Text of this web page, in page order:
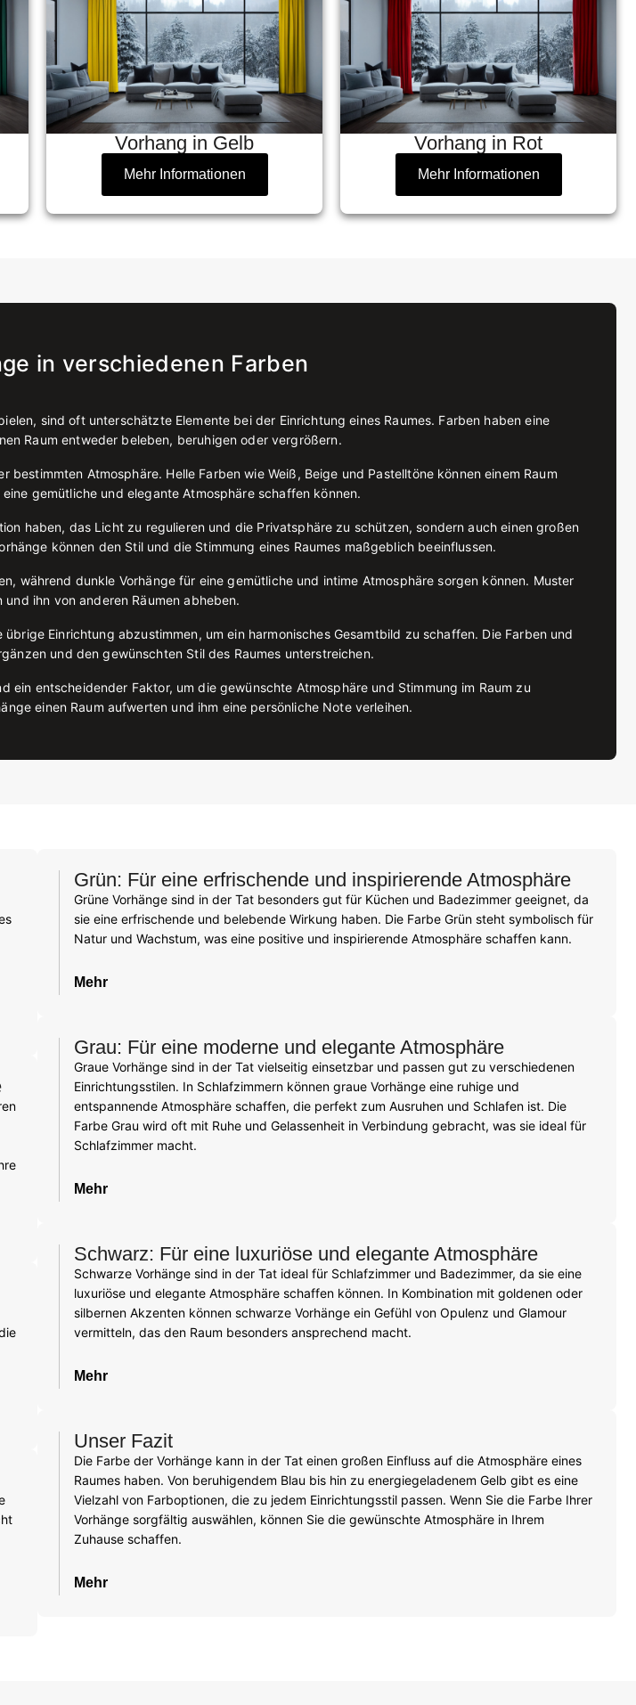
Vorhang in Gelb
Mehr Informationen
Vorhang in Rot
Mehr Informationen
in verschiedenen Farben
sind oft unterschätzte Elemente bei der Einrichtung eines Raumes. Farben haben eine
Raum entweder beleben, beruhigen oder vergrößern.
Atmosphäre. Helle Farben wie Weiß, Beige und Pastelltöne können einem Raum
gemütliche und elegante Atmosphäre schaffen können.
haben, das Licht zu regulieren und die Privatsphäre zu schützen, sondern auch einen großen
können den Stil und die Stimmung eines Raumes maßgeblich beeinflussen.
während dunkle Vorhänge für eine gemütliche und intime Atmosphäre sorgen können. Muster
ihn von anderen Räumen abheben.
Einrichtung abzustimmen, um ein harmonisches Gesamtbild zu schaffen. Die Farben und
und den gewünschten Stil des Raumes unterstreichen.
ein entscheidender Faktor, um die gewünschte Atmosphäre und Stimmung im Raum zu
einen Raum aufwerten und ihm eine persönliche Note verleihen.
Grün: Für eine erfrischende und inspirierende Atmosphäre
Grüne Vorhänge sind in der Tat besonders gut für Küchen und Badezimmer geeignet, da
sie eine erfrischende und belebende Wirkung haben. Die Farbe Grün steht symbolisch für
Natur und Wachstum, was eine positive und inspirierende Atmosphäre schaffen kann.
Mehr
Grau: Für eine moderne und elegante Atmosphäre
Graue Vorhänge sind in der Tat vielseitig einsetzbar und passen gut zu verschiedenen
Einrichtungsstilen. In Schlafzimmern können graue Vorhänge eine ruhige und
entspannende Atmosphäre schaffen, die perfekt zum Ausruhen und Schlafen ist. Die
Farbe Grau wird oft mit Ruhe und Gelassenheit in Verbindung gebracht, was sie ideal für
Schlafzimmer macht.
Mehr
Schwarz: Für eine luxuriöse und elegante Atmosphäre
Schwarze Vorhänge sind in der Tat ideal für Schlafzimmer und Badezimmer, da sie eine
luxuriöse und elegante Atmosphäre schaffen können. In Kombination mit goldenen oder
silbernen Akzenten können schwarze Vorhänge ein Gefühl von Opulenz und Glamour
vermitteln, das den Raum besonders ansprechend macht.
Mehr
Unser Fazit
Die Farbe der Vorhänge kann in der Tat einen großen Einfluss auf die Atmosphäre eines
Raumes haben. Von beruhigendem Blau bis hin zu energiegeladenem Gelb gibt es eine
Vielzahl von Farboptionen, die zu jedem Einrichtungsstil passen. Wenn Sie die Farbe Ihrer
Vorhänge sorgfältig auswählen, können Sie die gewünschte Atmosphäre in Ihrem
Zuhause schaffen.
Mehr